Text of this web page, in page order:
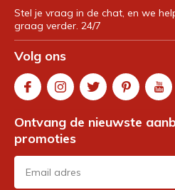
Stel je vraag in de chat, en we
graag verder. 24/7
Volg ons
Ontvang de nieuwste
promoties